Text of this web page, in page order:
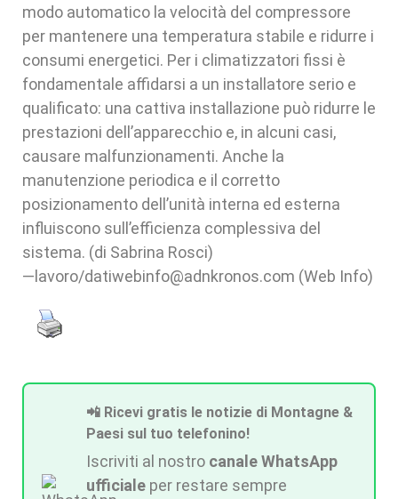
—lavoro/datiwebinfo@adnkronos.com (Web Info)
📲 Ricevi gratis le notizie di Montagne &
Paesi sul tuo telefonino!
Iscriviti al nostro canale WhatsApp
ufficiale per restare sempre